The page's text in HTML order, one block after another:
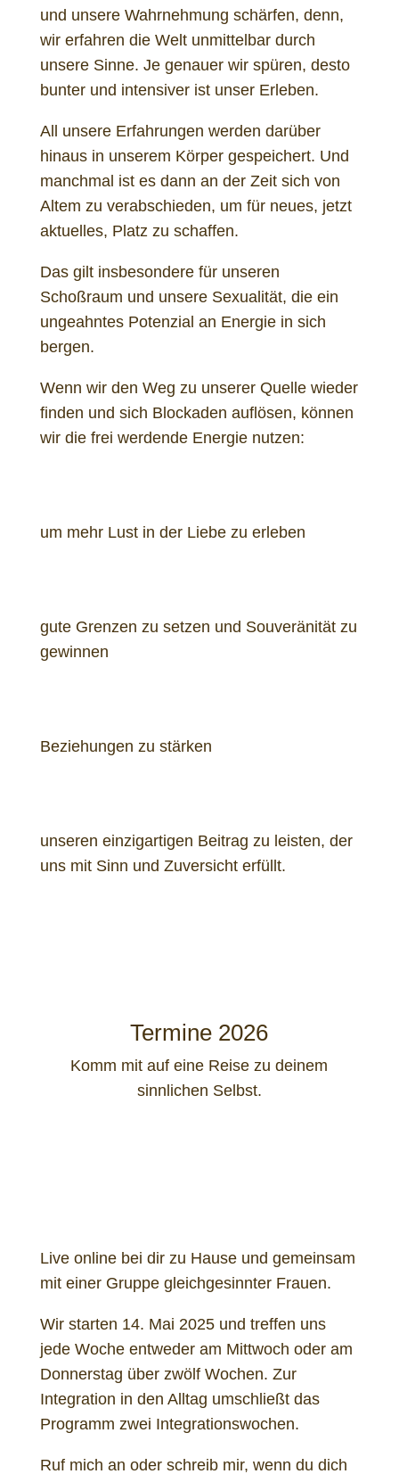
und unsere Wahrnehmung schärfen, denn,
wir erfahren die Welt unmittelbar durch
unsere Sinne. Je genauer wir spüren, desto
bunter und intensiver ist unser Erleben.
All unsere Erfahrungen werden darüber
hinaus in unserem Körper gespeichert. Und
manchmal ist es dann an der Zeit sich von
Altem zu verabschieden, um für neues, jetzt
aktuelles, Platz zu schaffen.
Das gilt insbesondere für unseren
Schoßraum und unsere Sexualität, die ein
ungeahntes Potenzial an Energie in sich
bergen.
Wenn wir den Weg zu unserer Quelle wieder
finden und sich Blockaden auflösen, können
wir die frei werdende Energie nutzen:
um mehr Lust in der Liebe zu erleben
gute Grenzen zu setzen und Souveränität zu
gewinnen
Beziehungen zu stärken
unseren einzigartigen Beitrag zu leisten, der
uns mit Sinn und Zuversicht erfüllt.
Termine 2026
Komm mit auf eine Reise zu deinem
sinnlichen Selbst.
Live online bei dir zu Hause und gemeinsam
mit einer Gruppe gleichgesinnter Frauen.
Wir starten 14. Mai 2025 und treffen uns
jede Woche entweder am Mittwoch oder am
Donnerstag über zwölf Wochen. Zur
Integration in den Alltag umschließt das
Programm zwei Integrationswochen.
Ruf mich an oder schreib mir, wenn du dich